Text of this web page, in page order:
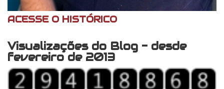
ACESSE O HISTÓRICO
Visualizações do Blog - desde
fevereiro de 2013